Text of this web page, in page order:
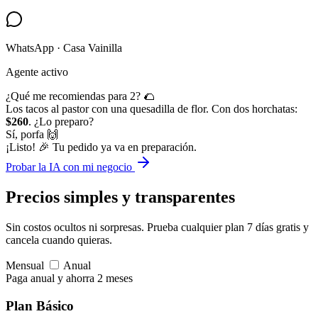
WhatsApp · Casa Vainilla
Agente activo
¿Qué me recomiendas para 2? 🌮
Los tacos al pastor con una quesadilla de flor. Con dos horchatas:
$260. ¿Lo preparo?
Sí, porfa 🙌
¡Listo! 🎉 Tu pedido ya va en preparación.
Probar la IA con mi negocio
Precios simples y transparentes
Sin costos ocultos ni sorpresas. Prueba cualquier plan 7 días gratis y
cancela cuando quieras.
Mensual
Anual
Paga anual y ahorra 2 meses
Plan Básico